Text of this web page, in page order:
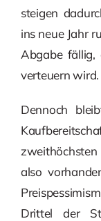
steigen
ins neue Jahr
Abgabe
verteuern wird.
Dennoch
also
Drittel der